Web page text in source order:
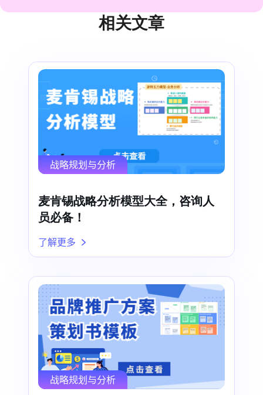
相关文章
战略规划与分析
麦肯锡战略分析模型大全，咨询人
员必备！
了解更多
战略规划与分析